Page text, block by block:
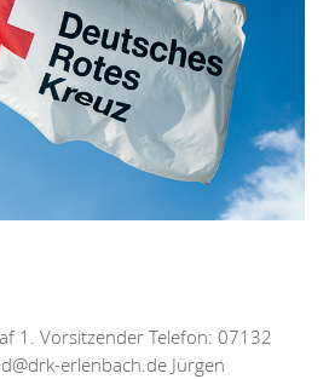
1. Vorsitzender Telefon: 07132
erlenbach.de Jürgen